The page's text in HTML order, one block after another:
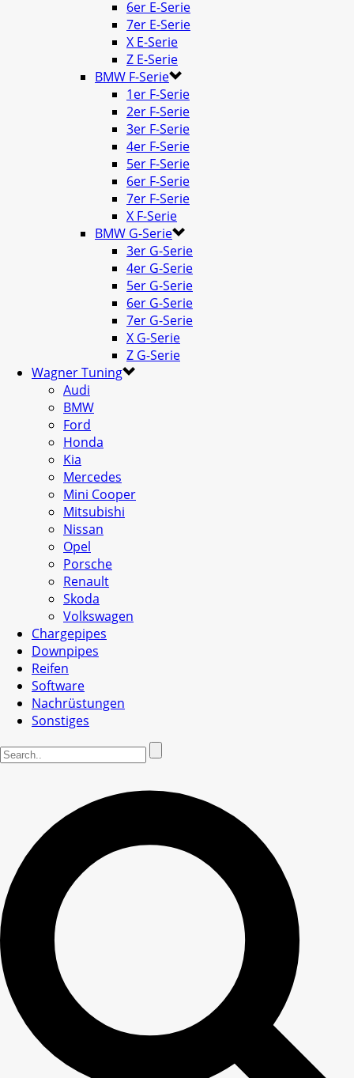
6er E-Serie
7er E-Serie
X E-Serie
Z E-Serie
BMW F-Serie
1er F-Serie
2er F-Serie
3er F-Serie
4er F-Serie
5er F-Serie
6er F-Serie
7er F-Serie
X F-Serie
BMW G-Serie
3er G-Serie
4er G-Serie
5er G-Serie
6er G-Serie
7er G-Serie
X G-Serie
Z G-Serie
Wagner Tuning
Audi
BMW
Ford
Honda
Kia
Mercedes
Mini Cooper
Mitsubishi
Nissan
Opel
Porsche
Renault
Skoda
Volkswagen
Chargepipes
Downpipes
Reifen
Software
Nachrüstungen
Sonstiges